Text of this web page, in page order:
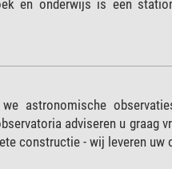
en onderwijs is een
astronomische
adviseren u graag
constructie - wij leveren uw